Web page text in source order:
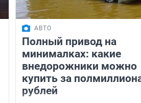
АВТО
Полный привод на
минималках: какие
внедорожники можно
купить за
рублей